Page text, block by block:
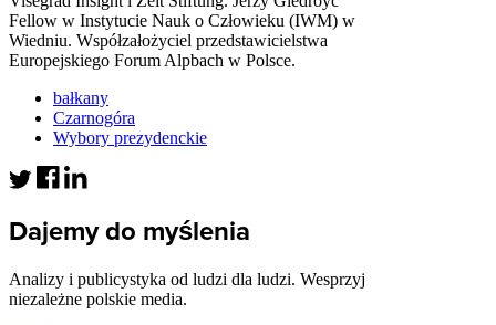
Fellow w Instytucie Nauk o Człowieku (IWM) w
Wiedniu. Współzałożyciel przedstawicielstwa
Europejskiego Forum Alpbach w Polsce.
bałkany
Czarnogóra
Wybory prezydenckie
Dajemy do myślenia
Analizy i publicystyka od ludzi dla ludzi. Wesprzyj
niezależne polskie media.